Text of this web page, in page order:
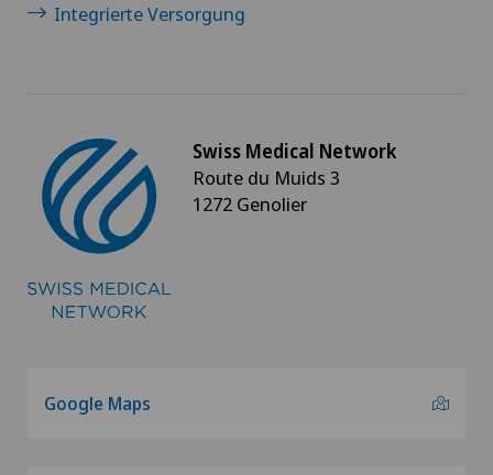
Integrierte Versorgung
Swiss Medical Network
Route du Muids 3
1272 Genolier
Google Maps